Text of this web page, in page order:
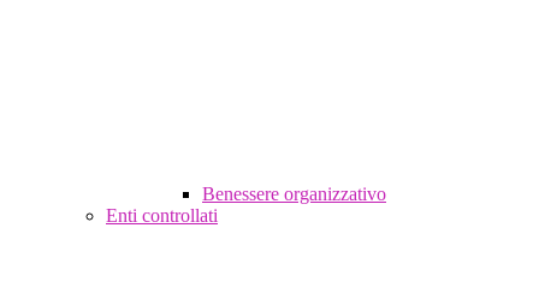
Benessere organizzativo
Enti controllati